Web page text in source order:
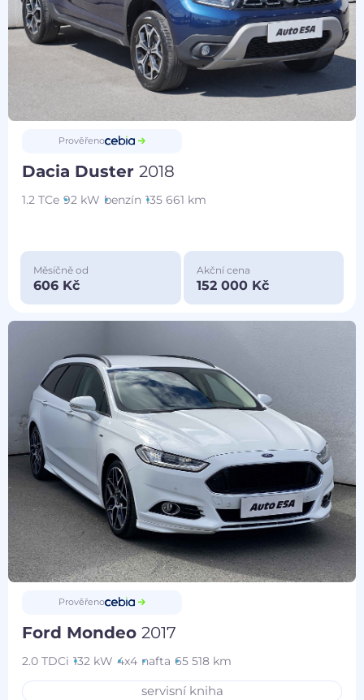
Prověřeno
Dacia Duster2018
1.2 TCe 92 kW benzín 135 661 km
Měsíčně od
606 Kč
Akční cena
152 000 Kč
Prověřeno
Ford Mondeo2017
2.0 TDCi 132 kW 4x4 nafta 65 518 km
servisní kniha